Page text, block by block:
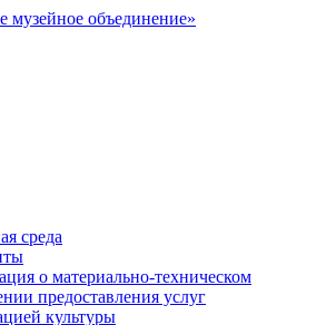
среда
о материально-техническом
предоставления услуг
культуры